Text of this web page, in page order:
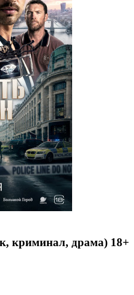
криминал, драма) 18+